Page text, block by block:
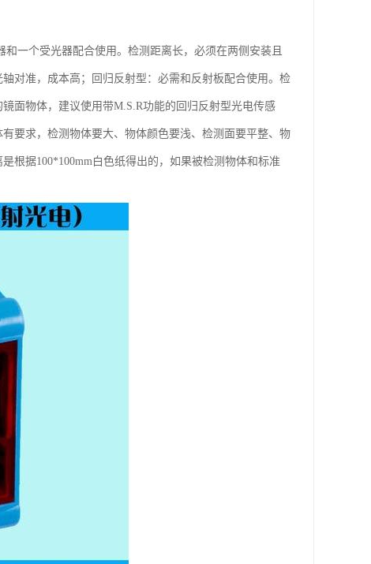
一个受光器配合使用。检测距离长，必须在两侧安装且
对准，成本高；回归反射型：必需和反射板配合使用。检
面物体，建议使用带M.S.R功能的回归反射型光电传感
要求，检测物体要大、物体颜色要浅、检测面要平整、物
根据100*100mm白色纸得出的，如果被检测物体和标准